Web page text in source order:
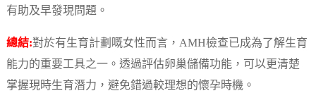
有助及早發現問題。
總結:對於有生育計劃嘅女性而言，AMH檢查已成為了解生育
能力的重要工具之一。透過評估卵巢儲備功能，可以更清楚
掌握現時生育潛力，避免錯過較理想的懷孕時機。